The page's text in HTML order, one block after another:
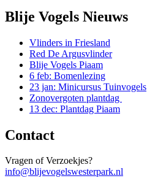
denkt!
Blije Vogels Nieuws
Vlinders in Friesland
Red De Argusvlinder
Blije Vogels Piaam
6 feb: Bomenlezing
23 jan: Minicursus Tuinvogels
Zonovergoten plantdag
13 dec: Plantdag Piaam
Contact
Vragen of Verzoekjes?
info@blijevogelswesterpark.nl